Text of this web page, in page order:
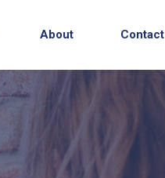
About Contact